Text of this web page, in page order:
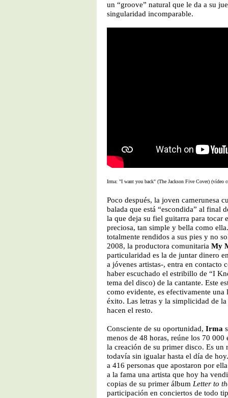
un “groove” natural que le da a su
singularidad incomparable.
Irma: "I want you back" (The Jackson Five Cover) (vídeo
Poco después, la joven camerunesa
balada que está “escondida” al final
la que deja su fiel guitarra para tocar
preciosa, tan simple y bella como
totalmente rendidos a sus pies y no
2008, la productora comunitaria My
particularidad es la de juntar dinero
a jóvenes artistas-, entra en contacto
haber escuchado el estribillo de “I
tema del disco) de la cantante. Este
como evidente, es efectivamente una
éxito. Las letras y la simplicidad de
hacen el resto.
Consciente de su oportunidad, Irma
menos de 48 horas, reúne los 70 000
la creación de su primer disco. Es un
todavía sin igualar hasta el día de
a 416 personas que apostaron por
a la fama una artista que hoy ha
copias de su primer álbum Letter to
participación en conciertos de todo